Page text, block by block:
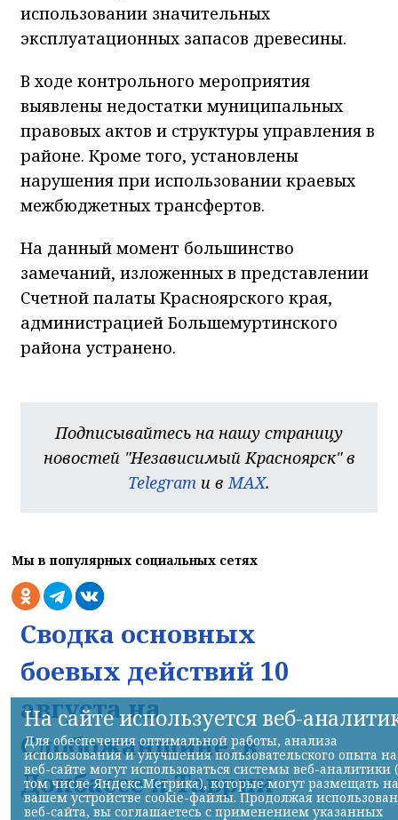
использовании значительных
эксплуатационных запасов древесины.
В ходе контрольного мероприятия
выявлены недостатки муниципальных
правовых актов и структуры управления в
районе. Кроме того, установлены
нарушения при использовании краевых
межбюджетных трансфертов.
На данный момент большинство
замечаний, изложенных в представлении
Счетной палаты Красноярского края,
администрацией Большемуртинского
района устранено.
Подписывайтесь на нашу страницу
новостей "Независимый Красноярск" в
Telegram и в MAX.
Мы в популярных социальных сетях
Сводка основных
боевых действий 10
августа на
Слобожанщине, в
Донбассе и Таврии
На сайте используется веб-
Для обеспечения оптимальной работы, анализа
использования и улучшения пользовательского опыта на
веб-сайте могут использоваться системы веб-аналитики
том числе Яндекс.Метрика), которые могут размещать на
вашем устройстве cookie-файлы. Продолжая
веб-сайта, вы соглашаетесь с применением указанных